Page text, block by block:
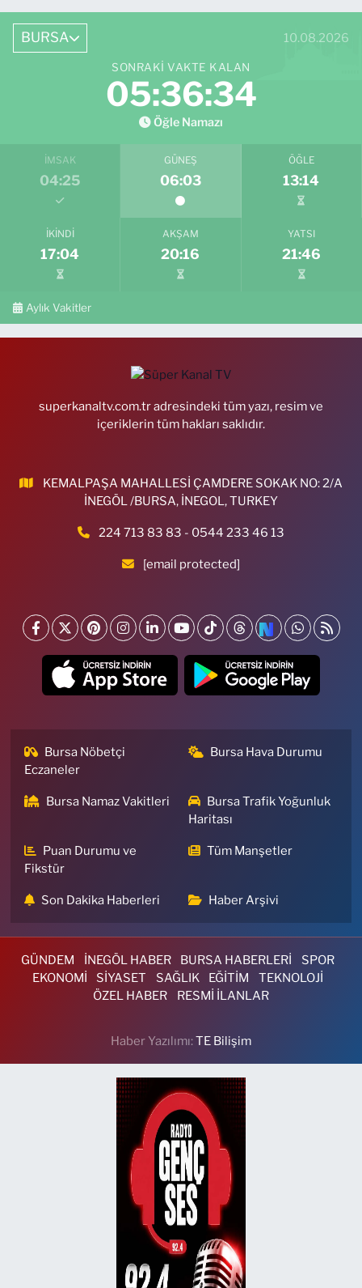
BURSA 10.08.2026
SONRAKI VAKTE KALAN
05:36:33
Öğle Namazı
İMSAK
04:25
GÜNEŞ
06:03
ÖĞLE
13:14
İKINDI
17:04
AKŞAM
20:16
YATSI
21:46
Aylık Vakitler
superkanaltv.com.tr adresindeki tüm yazı, resim ve
içeriklerin tüm hakları saklıdır.
KEMALPAŞA MAHALLESİ ÇAMDERE SOKAK NO: 2/A
İNEGÖL /BURSA, İNEGOL, TURKEY
224 713 83 83 - 0544 233 46 13
[email protected]
Bursa Nöbetçi
Eczaneler
Bursa Hava Durumu
Bursa Namaz Vakitleri
Bursa Trafik Yoğunluk
Haritası
Puan Durumu ve
Fikstür
Tüm Manşetler
Son Dakika Haberleri Haber Arşivi
GÜNDEM İNEGÖL HABER BURSA HABERLERİ
SPOR
EKONOMİ
SİYASET SAĞLIK EĞİTİM
TEKNOLOJİ
ÖZEL HABER
RESMİ İLANLAR
Haber Yazılımı:TE Bilişim